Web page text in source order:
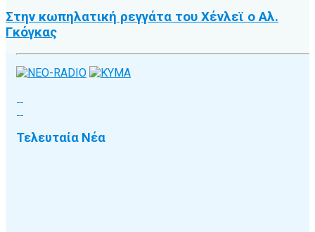
Στην κωπηλατική ρεγγάτα του Χένλεϊ ο Αλ.
Γκόγκας
Τελευταία Νέα